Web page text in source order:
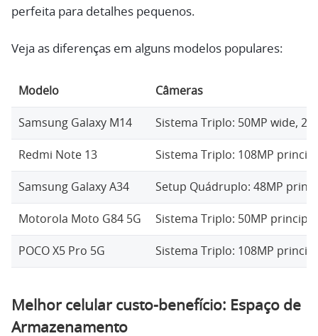
perfeita para detalhes pequenos.
Veja as diferenças em alguns modelos populares:
Modelo Câmeras
Samsung Galaxy M14 Sistema Triplo: 50MP wide,
Redmi Note 13 Sistema Triplo: 108MP
Samsung Galaxy A34 Setup Quádruplo: 48MP
Motorola Moto G84 5G Sistema Triplo: 50MP
POCO X5 Pro 5G Sistema Triplo: 108MP
Melhor celular custo-benefício: Espaço de
Armazenamento